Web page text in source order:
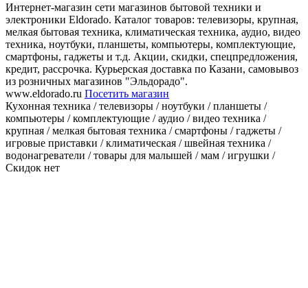
Интернет-магазин сети магазинов бытовой техники и
электроники Eldorado. Каталог товаров: телевизоры, крупная,
мелкая бытовая техника, климатическая техника, аудио, видео
техника, ноутбуки, планшеты, компьютеры, комплектующие,
смартфоны, гаджеты и т.д. Акции, скидки, спецпредложения,
кредит, рассрочка. Курьерская доставка по Казани, самовывоз
из розничных магазинов "Эльдорадо".
www.eldorado.ru Посетить магазин
Кухонная техника / телевизоры / ноутбуки / планшеты /
компьютеры / комплектующие / аудио / видео техника /
крупная / мелкая бытовая техника / смартфоны / гаджеты /
игровые приставки / климатическая / швейная техника /
водонагреватели / товары для малышей / мам / игрушки /
Скидок нет